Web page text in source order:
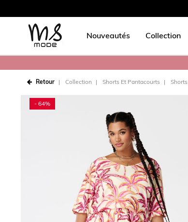
Nouveautés Collection
Retour Collection Shorts Et Pantacourts Shorts
- 64%